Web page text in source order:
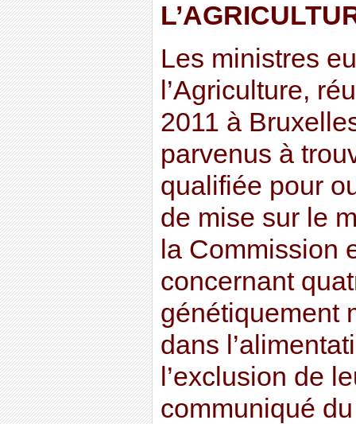
Les ministres
l’Agriculture,
2011 à
parvenus à
qualifiée pour
de mise sur le
la Commission
concernant
génétiquement
dans
l’exclusion de
communiqué